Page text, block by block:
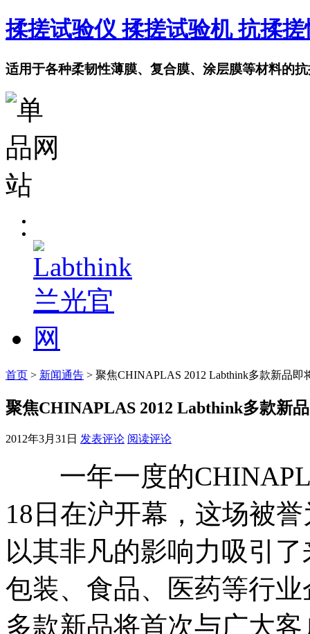
揉搓试验仪 揉搓试验机 抗揉
适用于各种柔韧性薄膜、复合膜、涂层膜等材料的
首页 > 新闻通告 > 聚焦CHINAPLAS 2012 Labthink多款新品即
聚焦CHINAPLAS 2012 Labthink多款新
2012年3月31日 发表评论 阅读评论
一年一度的
18日在沪开幕，这场被
以其非凡的影响力吸引
包装、食品、医药等行
多款新品将首次与广大